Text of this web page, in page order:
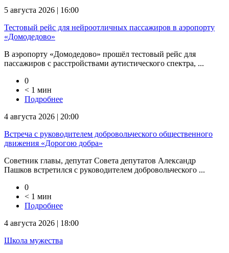
5 августа 2026 | 16:00
Тестовый рейс для нейроотличных пассажиров в аэропорту
«Домодедово»
В аэропорту «Домодедово» прошёл тестовый рейс для
пассажиров с расстройствами аутистического спектра, ...
0
< 1 мин
Подробнее
4 августа 2026 | 20:00
Встреча с руководителем добровольческого общественного
движения «Дорогою добра»
Советник главы, депутат Совета депутатов Александр
Пашков встретился с руководителем добровольческого ...
0
< 1 мин
Подробнее
4 августа 2026 | 18:00
Школа мужества